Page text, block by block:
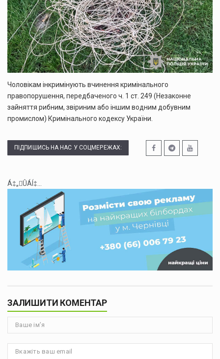
Чоловікам інкримінують вчинення кримінального
правопорушення, передбаченого ч. 1 ст. 249 (Незаконне
зайняття рибним, звіриним або іншим водним добувним
промислом) Кримінального кодексу України.
ПІДПИШИСЬ НА НАС У СОЦМЕРЕЖАХ:
Á‡„ÛÁÍ‡...
ЗАЛИШИТИ КОМЕНТАР